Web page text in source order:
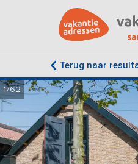
Terug naar
1/62